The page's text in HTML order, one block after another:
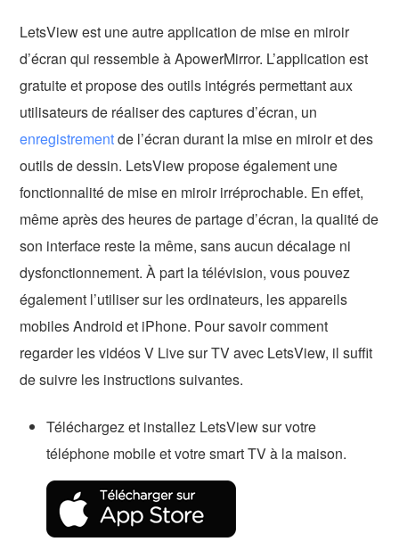
LetsView est une autre application de mise en miroir
d’écran qui ressemble à ApowerMirror. L’application est
gratuite et propose des outils intégrés permettant aux
utilisateurs de réaliser des captures d’écran, un
enregistrementde l’écran durant la mise en miroir et des
outils de dessin. LetsView propose également une
fonctionnalité de mise en miroir irréprochable. En effet,
même après des heures de partage d’écran, la qualité de
son interface reste la même, sans aucun décalage ni
dysfonctionnement. À part la télévision, vous pouvez
également l’utiliser sur les ordinateurs, les appareils
mobiles Android et iPhone. Pour savoir comment
regarder les vidéos V Live sur TV avec LetsView, il suffit
de suivre les instructions suivantes.
Téléchargez et installez LetsView sur votre
téléphone mobile et votre smart TV à la maison.